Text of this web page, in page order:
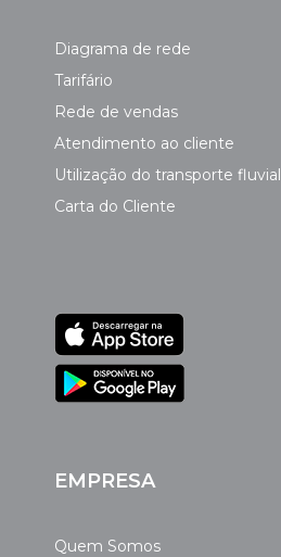
Diagrama de rede
Tarifário
Rede de vendas
Atendimento ao cliente
Utilização do transporte fluvial
Carta do Cliente
EMPRESA
Quem Somos